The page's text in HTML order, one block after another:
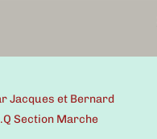
Jacques et Bernard
Section Marche